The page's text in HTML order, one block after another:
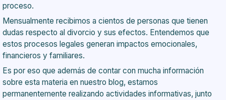
proceso.
Mensualmente recibimos a cientos de personas que tienen
dudas respecto al divorcio y sus efectos. Entendemos que
estos procesos legales generan impactos emocionales,
financieros y familiares.
Es por eso que además de contar con mucha información
sobre esta materia en nuestro blog, estamos
permanentemente realizando actividades informativas, junto